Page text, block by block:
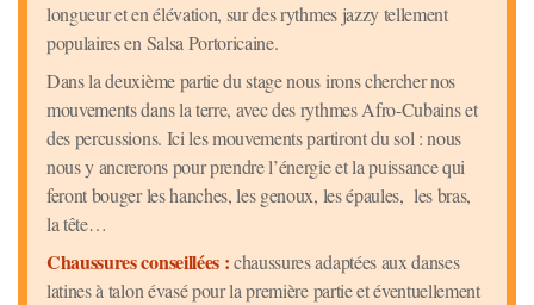
longueur et en élévation, sur des rythmes jazzy tellement
populaires en Salsa Portoricaine.
Dans la deuxième partie du stage nous irons chercher nos
mouvements dans la terre, avec des rythmes Afro-Cubains et
des percussions. Ici les mouvements partiront du sol : nous
nous y ancrerons pour prendre l’énergie et la puissance qui
feront bouger les hanches, les genoux, les épaules, les bras,
la tête…
Chaussures conseillées :chaussures adaptées aux danses
latines à talon évasé pour la première partie et éventuellement